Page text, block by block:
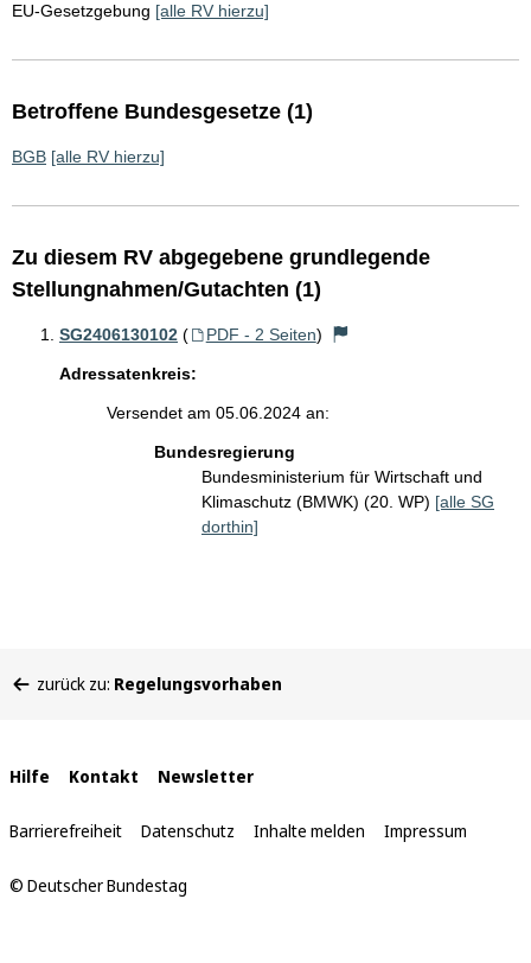
EU-Gesetzgebung [alle RV hierzu]
Betroffene Bundesgesetze (1)
BGB [alle RV hierzu]
Zu diesem RV abgegebene grundlegende
Stellungnahmen/Gutachten (1)
SG2406130102 ( PDF - 2 Seiten)
Adressatenkreis:
Versendet am 05.06.2024 an:
Bundesregierung
Bundesministerium für Wirtschaft und
Klimaschutz (BMWK) (20. WP) [alle SG
dorthin]
befinden
zurück zu: Regelungsvorhaben
Interne
Links
Hilfe Kontakt Newsletter
Barrierefreiheit Datenschutz Inhalte melden Impressum
© Deutscher Bundestag